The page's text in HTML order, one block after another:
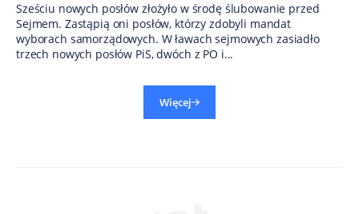
Sześciu nowych posłów złożyło w środę ślubowanie przed
Sejmem. Zastąpią oni posłów, którzy zdobyli mandat
wyborach samorządowych. W ławach sejmowych zasiadło
trzech nowych posłów PiS, dwóch z PO i...
Więcej